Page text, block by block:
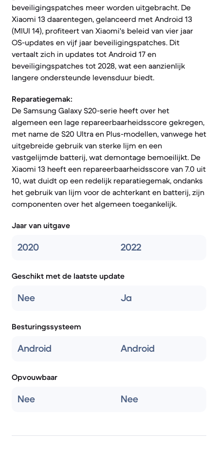
beveiligingspatches meer worden uitgebracht. De
Xiaomi 13 daarentegen, gelanceerd met Android 13
(MIUI 14), profiteert van Xiaomi's beleid van vier jaar
OS-updates en vijf jaar beveiligingspatches. Dit
vertaalt zich in updates tot Android 17 en
beveiligingspatches tot 2028, wat een aanzienlijk
langere ondersteunde levensduur biedt.
Reparatiegemak:
De Samsung Galaxy S20-serie heeft over het
algemeen een lage repareerbaarheidsscore gekregen,
met name de S20 Ultra en Plus-modellen, vanwege het
uitgebreide gebruik van sterke lijm en een
vastgelijmde batterij, wat demontage bemoeilijkt. De
Xiaomi 13 heeft een repareerbaarheidsscore van 7.0 uit
10, wat duidt op een redelijk reparatiegemak, ondanks
het gebruik van lijm voor de achterkant en batterij, zijn
componenten over het algemeen toegankelijk.
Jaar van uitgave
2020 2022
Geschikt met de laatste update
Nee Ja
Besturingssysteem
Android Android
Opvouwbaar
Nee Nee